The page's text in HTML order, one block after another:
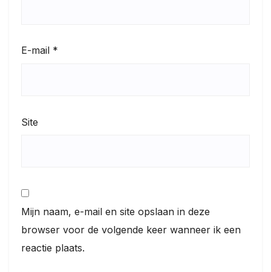
E-mail *
Site
Mijn naam, e-mail en site opslaan in deze
browser voor de volgende keer wanneer ik een
reactie plaats.